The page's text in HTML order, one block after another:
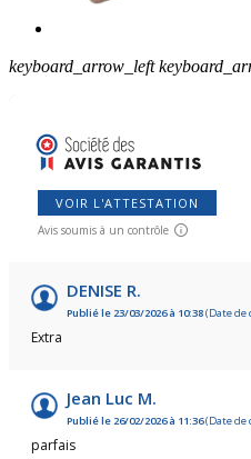
keyboard_arrow_left
VOIR L'ATTESTATION
Avis soumis à un contrôle
DENISE R.
Publié le 23/03/2026 à 10:38(Date de
Extra
Jean Luc M.
Publié le 26/02/2026 à 11:36(Date de
parfais